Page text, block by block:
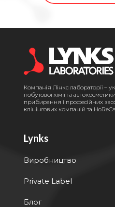
Компанія Лінкс лабораторії –
побутової хімії та
прибирання і професійних
клінінгових компаній та HoReCa
Lynks
Виробництво
Private Label
Блог